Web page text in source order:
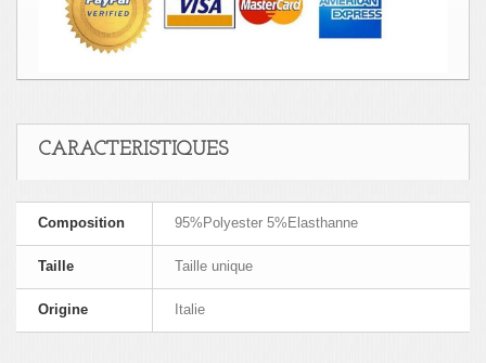
CARACTERISTIQUES
Composition 95%Polyester 5%Elasthanne
Taille Taille unique
Origine Italie